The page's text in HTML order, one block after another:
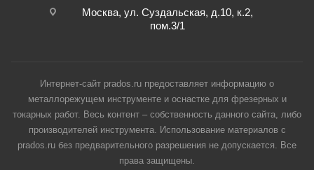
Москва, ул. Суздальская, д.10, к.2,
пом.3/1
Интернет-сайт prados.ru предоставляет информацию о
металлорежущем инструменте и оснастке для фрезерных и
токарных работ. Весь контент – собственность данного сайта, либо
производителей инструмента. Использование материалов с
prados.ru без предварительного разрешения не допускается. Все
права защищены.